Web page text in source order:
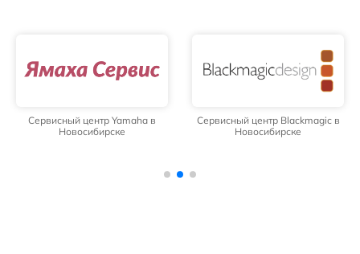
Сервисный центр Yamaha в
Новосибирске
Сервисный центр Blackmagic в
Новосибирске